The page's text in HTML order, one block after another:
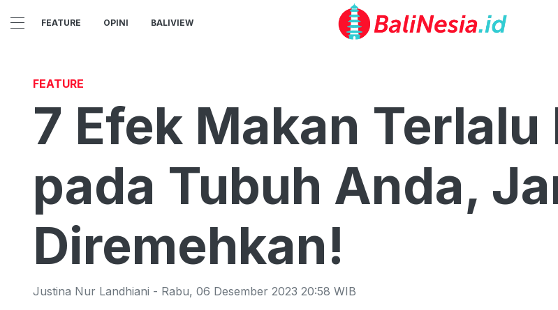
FEATURE OPINI BALIVIEW
FEATURE
7 Efek Makan Terlalu
pada Tubuh Anda,
Diremehkan!
Justina Nur Landhiani - Rabu, 06 Desember 2023 20:58 WIB